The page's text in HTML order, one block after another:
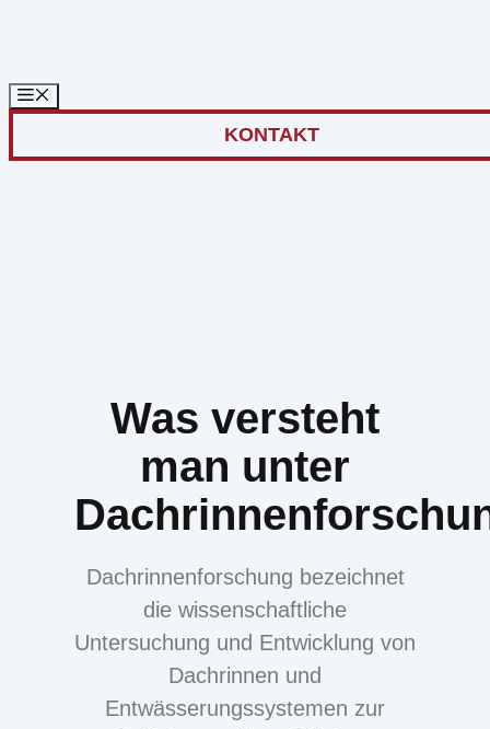
springen
KONTAKT
Was versteht
man unter
Dachrinnenforschung bezeichnet
die wissenschaftliche
Untersuchung und Entwicklung von
Dachrinnen und
Entwässerungssystemen zur